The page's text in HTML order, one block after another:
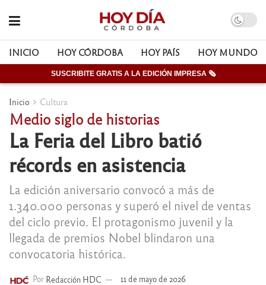
INICIO HOY CÓRDOBA HOY PAÍS HOY MUNDO
SUSCRIBITE GRATIS A LA EDICIÓN IMPRESA 🗞
Inicio Cultura
Medio siglo de historias
La Feria del Libro batió
récords en asistencia
La edición aniversario convocó a más de
1.340.000 personas y superó el nivel de ventas
del ciclo previo. El protagonismo juvenil y la
llegada de premios Nobel blindaron una
convocatoria histórica.
Por Redacción HDC 11 de mayo de 2026